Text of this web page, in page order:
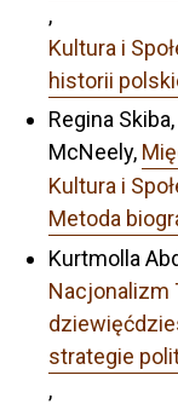
,
Kultura i
historii
Regina
McNeely,
Kultura i
Metoda
Kurtmolla
Nacjonalizm
strategie
,